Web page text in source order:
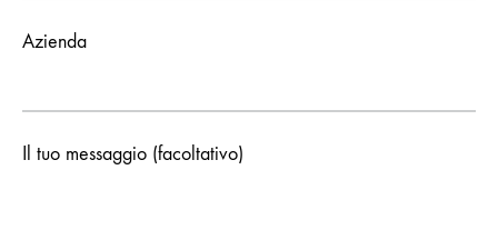
Azienda
Il tuo messaggio (facoltativo)